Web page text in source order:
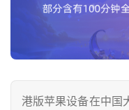
港版苹果设备在中国